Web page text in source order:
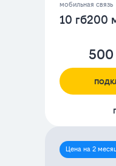
мобильная связь
10 гб200
Цена на 2